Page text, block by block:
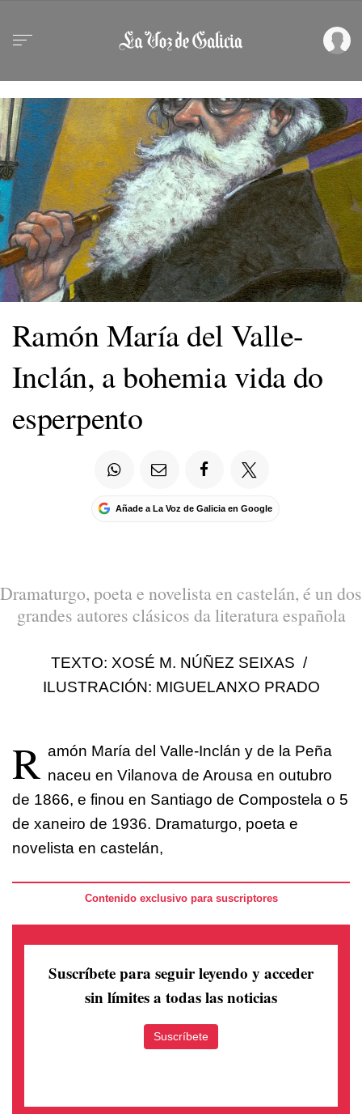
Ramón María del Valle-
Inclán, a bohemia vida do
esperpento
Añade a La Voz de Galicia en Google
Dramaturgo, poeta e novelista en castelán, é un dos
grandes autores clásicos da literatura española
TEXTO: XOSÉ M. NÚÑEZ SEIXAS /
ILUSTRACIÓN: MIGUELANXO PRADO
R amón María del Valle-Inclán y de la Peña
naceu en Vilanova de Arousa en outubro
de 1866, e finou en Santiago de Compostela o 5
de xaneiro de 1936. Dramaturgo, poeta e
novelista en castelán,
Contenido exclusivo para suscriptores
Suscríbete para seguir leyendo y acceder
sin límites a todas las noticias
Suscríbete